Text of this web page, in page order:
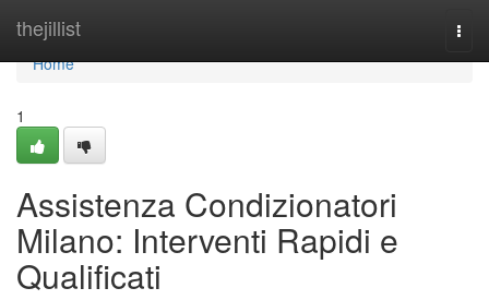
thejillist
Home
Home
1
Assistenza Condizionatori
Milano: Interventi Rapidi e
Qualificati